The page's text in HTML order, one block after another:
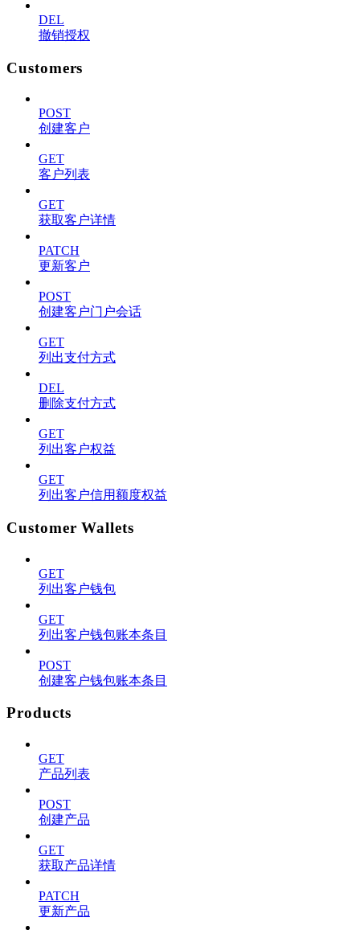
DEL
撤销授权
Customers
POST
创建客户
GET
客户列表
GET
获取客户详情
PATCH
更新客户
POST
创建客户门户会话
GET
列出支付方式
DEL
删除支付方式
GET
列出客户权益
GET
列出客户信用额度权益
Customer Wallets
GET
列出客户钱包
GET
列出客户钱包账本条目
POST
创建客户钱包账本条目
Products
GET
产品列表
POST
创建产品
GET
获取产品详情
PATCH
更新产品